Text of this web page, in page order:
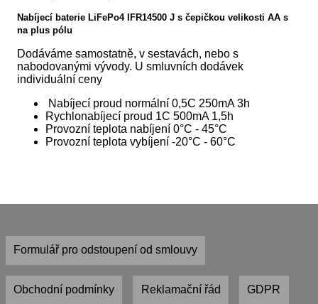
Nabíjecí baterie LiFePo4 IFR14500 J s čepičkou velikosti AA s
na plus pólu
Dodáváme samostatně, v sestavách, nebo s
nabodovanými vývody. U smluvních dodávek
individuální ceny
Nabíjecí proud normální 0,5C 250mA 3h
Rychlonabíjecí proud 1C 500mA 1,5h
Provozní teplota nabíjení 0°C - 45°C
Provozní teplota vybíjení -20°C - 60°C
Formulář pro odstoupení od smlouvy
Obchodní podmínky Reklamační řád GDPR